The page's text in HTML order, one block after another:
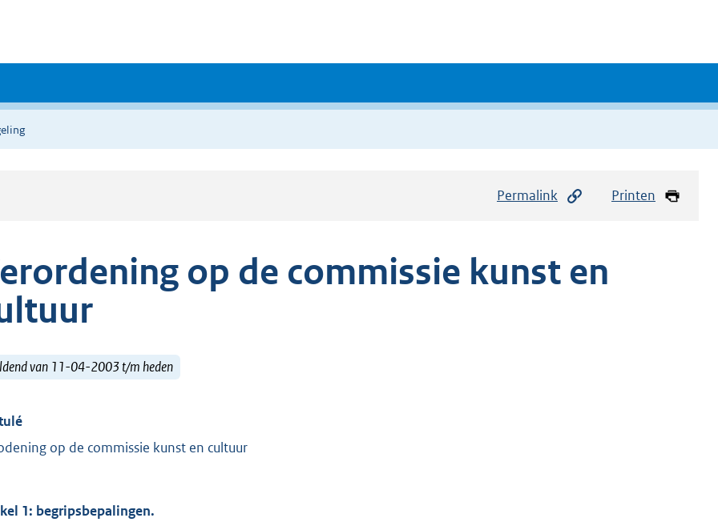
Permalink Printen
op de commissie kunst en
van 11-04-2003 t/m heden
op de commissie kunst en cultuur
1: begripsbepalingen.